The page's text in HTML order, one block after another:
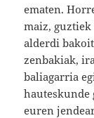
ematen.
maiz, guztiek
alderdi
zenbakiak,
baliagarria
euren